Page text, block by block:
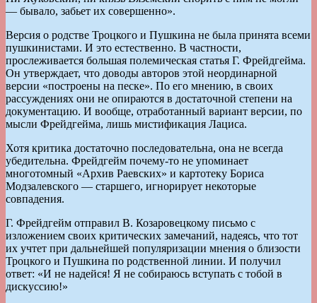
— бывало, забьет их совершенно».
Версия о родстве Троцкого и Пушкина не была принята всеми
пушкинистами. И это естественно. В частности,
прослеживается большая полемическая статья Г. Фрейдгейма.
Он утверждает, что доводы авторов этой неординарной
версии «построены на песке». По его мнению, в своих
рассуждениях они не опираются в достаточной степени на
документацию. И вообще, отработанный вариант версии, по
мысли Фрейдгейма, лишь мистификация Лациса.
Хотя критика достаточно последовательна, она не всегда
убедительна. Фрейдгейм почему-то не упоминает
многотомный «Архив Раевских» и картотеку Бориса
Модзалевского — старшего, игнорирует некоторые
совпадения.
Г. Фрейдгейм отправил В. Козаровецкому письмо с
изложением своих критических замечаний, надеясь, что тот
их учтет при дальнейшей популяризации мнения о близости
Троцкого и Пушкина по родственной линии. И получил
ответ: «И не надейся! Я не собираюсь вступать с тобой в
дискуссию!»